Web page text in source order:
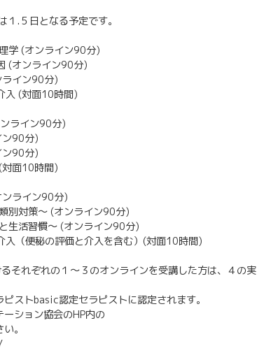
１.５日となる予定です。
学 (オンライン90分)
(オンライン90分)
イン90分)
入 (対面10時間)
ライン90分)
90分)
90分)
面10時間)
ライン90分)
別対策〜 (オンライン90分)
生活習慣〜 (オンライン90分)
（便秘の評価と介入を含む）(対面10時間)
れぞれの１〜３のオンラインを受講した方は、４の実
ストbasic認定セラピストに認定されます。
ション協会のHP内の
。